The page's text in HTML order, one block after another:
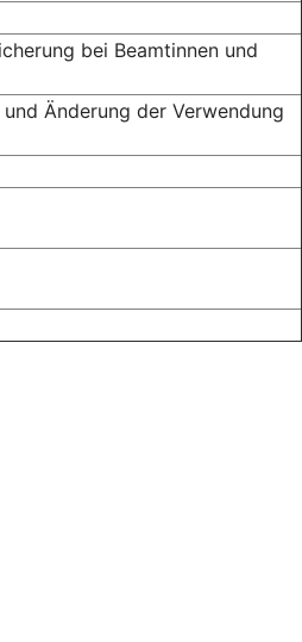
bei Beamtinnen und
Änderung der Verwendung